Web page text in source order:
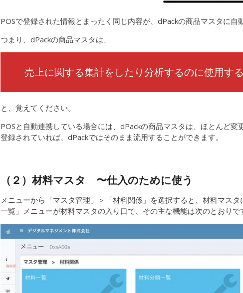
POSで登録された情報とまったく同じ内容が、dPackの商品マスタに自
つまり、dPackの商品マスタは、
売上に関する集計をしたり分析するのに使用す
と、覚えてください。
POSと自動連携している場合には、dPackの商品マスタは、ほとんど
登録されていれば、dPackではそのまま流用することができます。
（２）材料マスタ 〜仕入のために使う
メニューから「マスタ管理」＞「材料関係」を選択すると、材料マス
一覧」メニューが材料マスタの入り口で、その主な機能は次のとおりで